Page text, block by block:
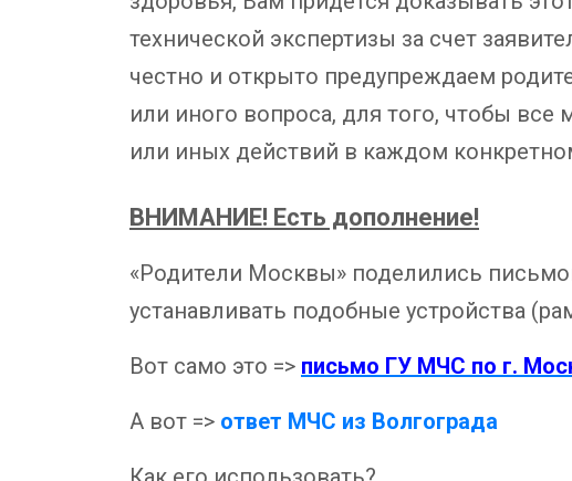
технической экспертизы за счет
честно и открыто предупреждаем
или иного вопроса, для того, чтобы
или иных действий в каждом
ВНИМАНИЕ! Есть дополнение!
«Родители Москвы» поделились
устанавливать подобные устройства
Вот само это => письмо ГУ МЧС по г.
А вот => ответ МЧС из Волгограда